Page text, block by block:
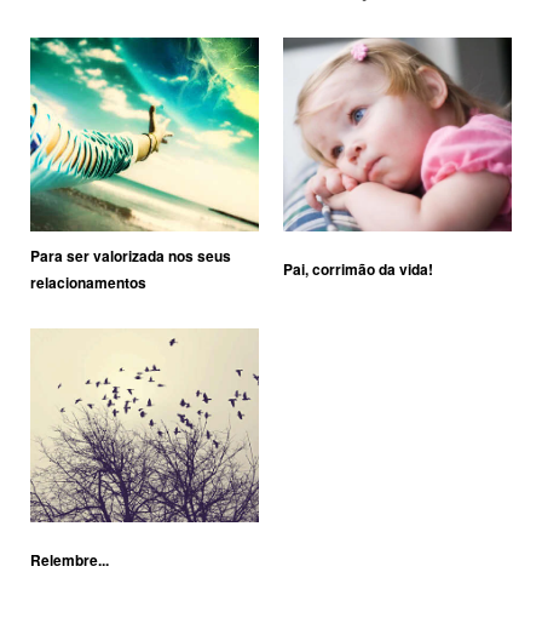
Para ser valorizada nos seus
relacionamentos
Pai, corrimão da vida!
Relembre...